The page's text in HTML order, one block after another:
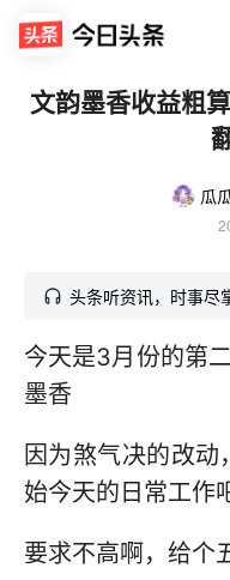
文韵墨香收益粗
瓜
头条听资讯，时事尽
今天是3月份的第
墨香
因为煞气决的改
始今天的日常工作
要求不高啊，给个